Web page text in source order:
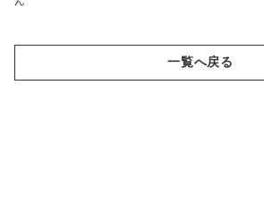
一覧へ戻る